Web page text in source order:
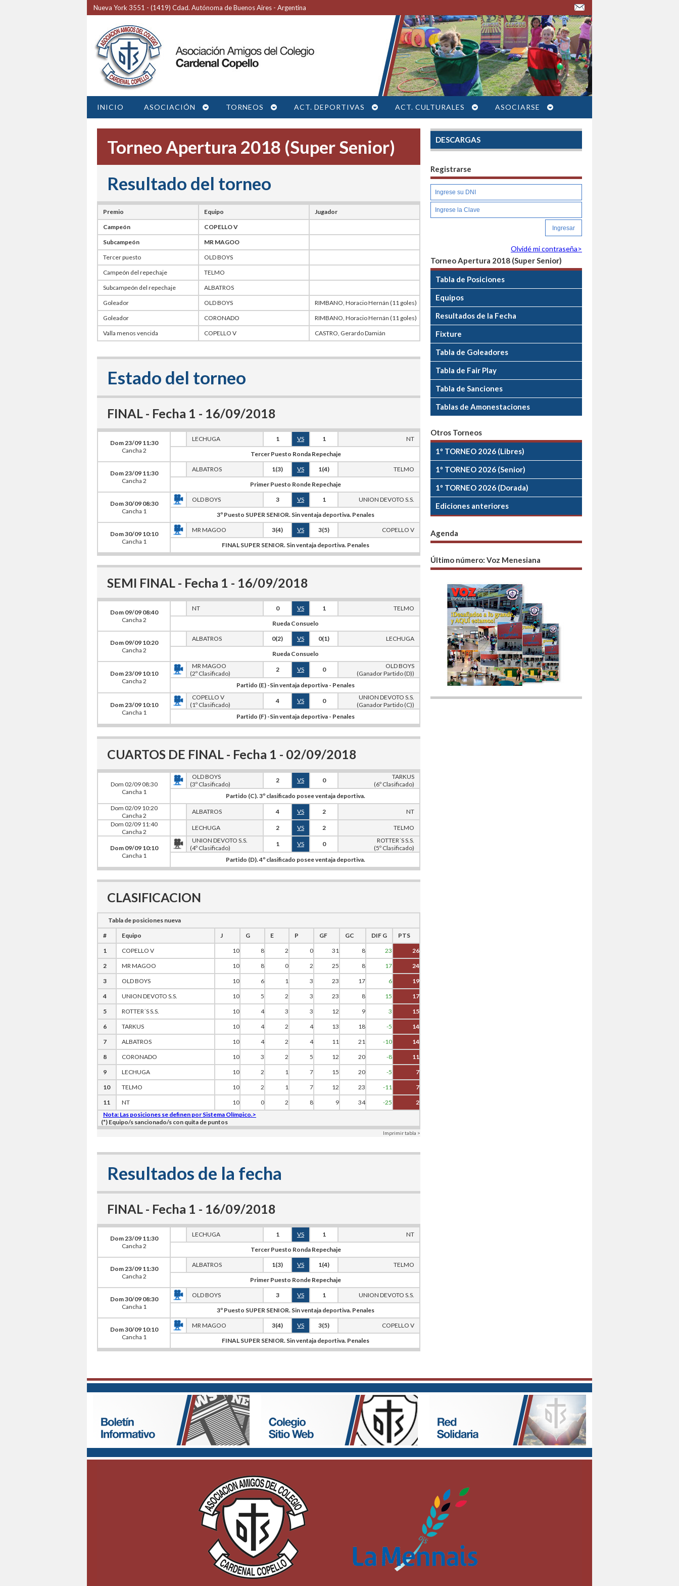
Nueva York 3551 - (1419) Cdad. Autónoma de Buenos Aires - Argentina
INICIO ASOCIACIÓN TORNEOS ACT. DEPORTIVAS ACT. CULTURALES ASOCIARSE
Torneo Apertura 2018 (Super Senior)
Resultado del torneo
Premio Equipo
Jugador
Campeón
COPELLO V
Subcampeón
MR MAGOO
Tercer puesto
OLD BOYS
Campeón del repechaje
TELMO
Subcampeón del repechaje
ALBATROS
Goleador
OLD BOYS
RIMBANO, Horacio Hernán (11 goles)
Goleador
CORONADO
RIMBANO, Horacio Hernán (11 goles)
Valla menos vencida
COPELLO V CASTRO, Gerardo Damián
Estado del torneo
FINAL - Fecha 1 - 16/09/2018
Dom 23/09 11:30
Cancha 2
LECHUGA 1 VS 1
NT
Tercer Puesto Ronda Repechaje
Dom 23/09 11:30
Cancha 2
ALBATROS 1(3) VS 1(4)
TELMO
Primer Puesto Ronde Repechaje
Dom 30/09 08:30
Cancha 1
OLD BOYS 3 VS 1
UNION DEVOTO S.S.
3º Puesto SUPER SENIOR. Sin ventaja deportiva. Penales
Dom 30/09 10:10
Cancha 1
MR MAGOO 3(4) VS 3(5)
COPELLO V
FINAL SUPER SENIOR. Sin ventaja deportiva. Penales
SEMI FINAL - Fecha 1 - 16/09/2018
Dom 09/09 08:40
Cancha 2
NT 0 VS 1
TELMO
Rueda Consuelo
Dom 09/09 10:20
Cancha 2
ALBATROS 0(2) VS 0(1)
LECHUGA
Rueda Consuelo
Dom 23/09 10:10
Cancha 2
MR MAGOO
(2º Clasificado)
2 VS 0
OLD BOYS
(Ganador Partido (D))
Partido (E) -Sin ventaja deportiva - Penales
Dom 23/09 10:10
Cancha 1
COPELLO V
(1º Clasificado)
4 VS 0
UNION DEVOTO S.S.
(Ganador Partido (C))
Partido (F) -Sin ventaja deportiva - Penales
CUARTOS DE FINAL - Fecha 1 - 02/09/2018
Dom 02/09 08:30
Cancha 1
OLD BOYS
(3º Clasificado)
2 VS 0
TARKUS
(6º Clasificado)
Partido (C). 3º clasificado posee ventaja deportiva.
Dom 02/09 10:20
Cancha 2
ALBATROS 4 VS 2
NT
Dom 02/09 11:40
Cancha 2
LECHUGA 2 VS 2 TELMO
Dom 09/09 10:10
Cancha 1
UNION DEVOTO S.S.
(4º Clasificado)
1 VS 0
ROTTER´S S.S.
(5º Clasificado)
Partido (D). 4º clasificado posee ventaja deportiva.
CLASIFICACION
Tabla de posiciones nueva
#
Equipo J G E P GF GC DIF G
PTS
1
COPELLO V 10 8 2 0 31 8 23
26
2
MR MAGOO 10 8 0 2 25 8 17
24
3
OLD BOYS 10 6 1 3 23 17 6
19
4
UNION DEVOTO S.S. 10 5 2 3 23 8 15
17
5
ROTTER´S S.S. 10 4 3 3 12 9 3
15
6
TARKUS 10 4 2 4 13 18 -5
14
7
ALBATROS 10 4 2 4 11 21 -10
14
8
CORONADO 10 3 2 5 12 20 -8
11
9
LECHUGA 10 2 1 7 15 20 -5
7
10
TELMO 10 2 1 7 12 23 -11
7
11
NT 10 0 2 8 9 34 -25
2
Nota: Las posiciones se definen por Sistema Olímpico.>
(*) Equipo/s sancionado/s con quita de puntos
Imprimir tabla >
Resultados de la fecha
FINAL - Fecha 1 - 16/09/2018
Dom 23/09 11:30
Cancha 2
LECHUGA 1 VS 1
NT
Tercer Puesto Ronda Repechaje
Dom 23/09 11:30
Cancha 2
ALBATROS 1(3) VS 1(4)
TELMO
Primer Puesto Ronde Repechaje
Dom 30/09 08:30
Cancha 1
OLD BOYS 3 VS 1
UNION DEVOTO S.S.
3º Puesto SUPER SENIOR. Sin ventaja deportiva. Penales
Dom 30/09 10:10
Cancha 1
MR MAGOO 3(4) VS 3(5)
COPELLO V
FINAL SUPER SENIOR. Sin ventaja deportiva. Penales
DESCARGAS
Registrarse
Olvidé mi contraseña>
Torneo Apertura 2018 (Super Senior)
Tabla de Posiciones
Equipos
Resultados de la Fecha
Fixture
Tabla de Goleadores
Tabla de Fair Play
Tabla de Sanciones
Tablas de Amonestaciones
Otros Torneos
1º TORNEO 2026 (Libres)
1º TORNEO 2026 (Senior)
1º TORNEO 2026 (Dorada)
Ediciones anteriores
Agenda
Último número: Voz Menesiana